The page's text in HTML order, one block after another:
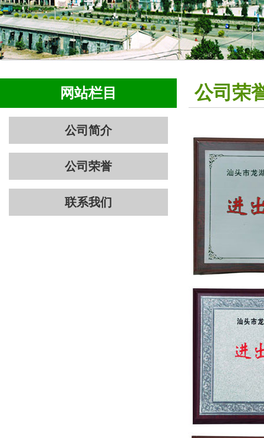
网站栏目
公司简介
公司荣誉
联系我们
公司荣